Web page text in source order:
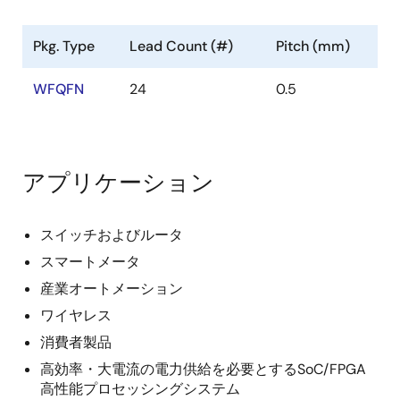
は、非常に小さなインダクタとコンデンサが使用で
きます。これらにより、部品とコストの削減を実現
サイクル単位の電流制限により、優れた過電流保護
Pkg. Type Lead Count (#) Pitch (mm)
WFQFN 24 0.5
アプリケーション
スイッチおよびルータ
スマートメータ
産業オートメーション
ワイヤレス
消費者製品
高効率・大電流の電力供給を必要とするSoC/FPGA
高性能プロセッシングシステム